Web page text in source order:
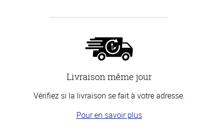
Livraison même jour
Vérifiez si la livraison se fait à votre adresse.
Pour en savoir plus